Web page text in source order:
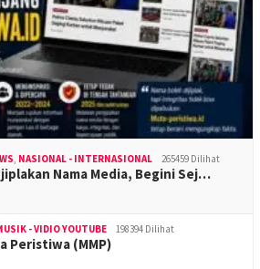
, NASIONAL - INTERNASIONAL 265459 Dilihat
Nama Media, Begini Sej…
- VIDIO YOUTUBE 198394 Dilihat
Peristiwa (MMP)